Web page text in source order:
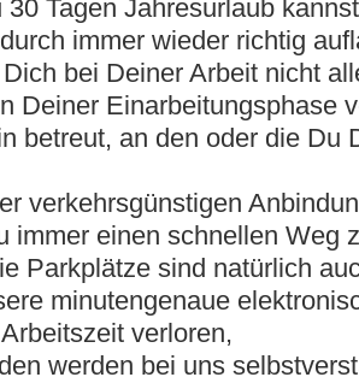
30 Tagen Jahresurlaub
immer wieder richtig
bei Deiner Arbeit nicht
Deiner Einarbeitungsphase
betreut, an den oder die Du
verkehrsgünstigen
immer einen schnellen Weg
Parkplätze sind natürlich
minutengenaue
verloren,
werden bei uns